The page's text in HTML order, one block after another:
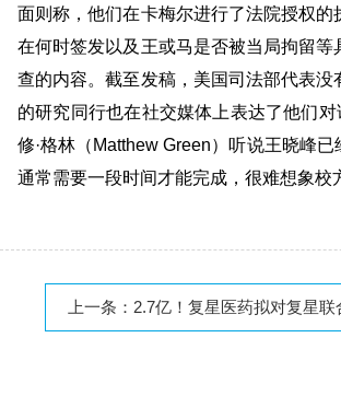
面则称，他们在卡梅尔进行了法院授权
在何时签发以及王或马是否被当局拘留
查的内容。截至发稿，美国司法部代表
的研究同行也在社交媒体上表达了他们
修·格林（Matthew Green）听说王晓峰已
通常需要一段时间才能完成，很难想象校
上一条： 2.7亿！复星医药拟对复星